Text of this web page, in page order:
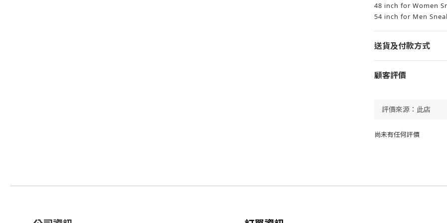
48 inch for Women
54 inch for Men
送貨及付款方式
顧客評價
尚未有任何評價